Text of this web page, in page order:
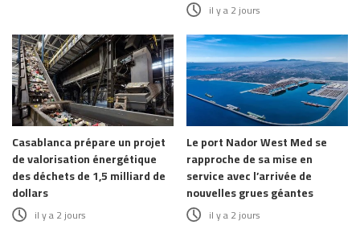
il y a 2 jours
Casablanca prépare un projet
de valorisation énergétique
des déchets de 1,5 milliard de
dollars
il y a 2 jours
Le port Nador West Med se
rapproche de sa mise en
service avec l’arrivée de
nouvelles grues géantes
il y a 2 jours